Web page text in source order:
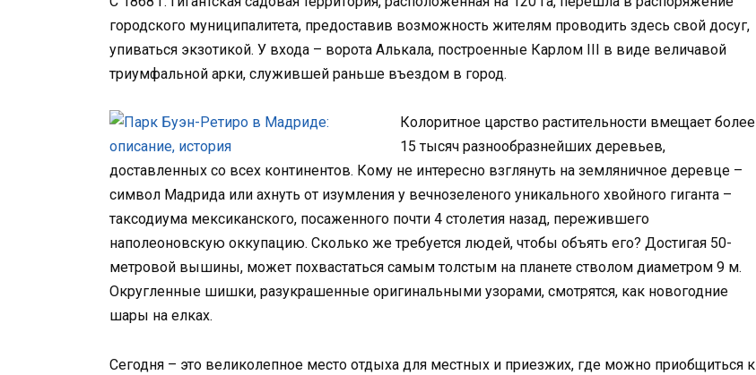
городского муниципалитета, предоставив возможность жителям проводить здесь свой досуг,
упиваться экзотикой. У входа – ворота Алькала, построенные Карлом III в виде величавой
триумфальной арки, служившей раньше въездом в город.
Колоритное царство растительности вмещает более
15 тысяч разнообразнейших деревьев,
доставленных со всех континентов. Кому не интересно взглянуть на земляничное деревце –
символ Мадрида или ахнуть от изумления у вечнозеленого уникального хвойного гиганта –
таксодиума мексиканского, посаженного почти 4 столетия назад, пережившего
наполеоновскую оккупацию. Сколько же требуется людей, чтобы объять его? Достигая 50-
метровой вышины, может похвастаться самым толстым на планете стволом диаметром 9 м.
Округленные шишки, разукрашенные оригинальными узорами, смотрятся, как новогодние
шары на елках.
Сегодня – это великолепное место отдыха для местных и приезжих, где можно приобщиться к